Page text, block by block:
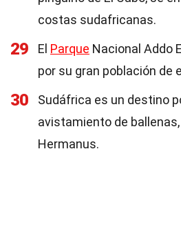
costas sudafricanas.
29 El Parque Nacional Addo
por su gran población de
30
Sudáfrica es un destino
avistamiento de
Hermanus.